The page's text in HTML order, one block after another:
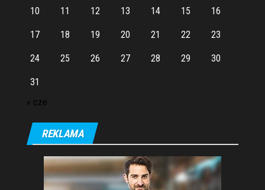
10 11 12 13 14 15 16
17 18 19 20 21 22 23
24 25 26 27 28 29 30
31
« cze
REKLAMA